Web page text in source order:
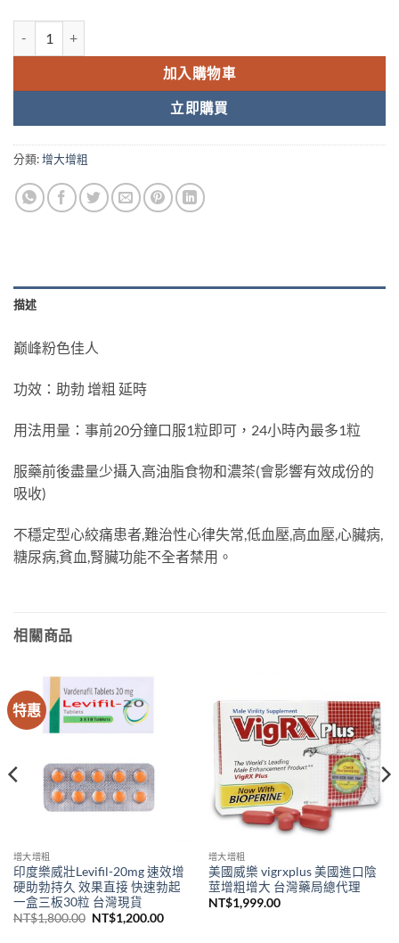
加入購物車
立即購買
分類:增大增粗
描述
巅峰粉色佳人
功效：助勃 增粗 延時
用法用量：事前20分鐘口服1粒即可，24小時內最多1粒
服藥前後盡量少攝入高油脂食物和濃茶(會影響有效成份的
吸收)
不穩定型心絞痛患者,難治性心律失常,低血壓,高血壓,心臟病,
糖尿病,貧血,腎臟功能不全者禁用。
相關商品
特惠
增大增粗
印度樂威壯Levifil-20mg 速效增
硬助勃持久 效果直接 快速勃起
一盒三板30粒 台灣現貨
NT$1,800.00 原
NT$1,200.00目
增大增粗
美國威樂 vigrxplus 美國進口陰
莖增粗增大 台灣藥局總代理
NT$1,999.00